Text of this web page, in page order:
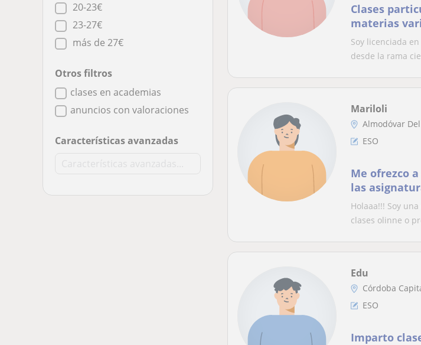
20-23€
23-27€
más de 27€
Otros filtros
clases en academias
anuncios con valoraciones
Características avanzadas
Clases
materias
Soy licenciada
desde la rama
Mariloli
Almodóvar
ESO
Me ofrezco
las
Holaaa!!! Soy
clases olinne o
Edu
Córdoba
ESO
Imparto